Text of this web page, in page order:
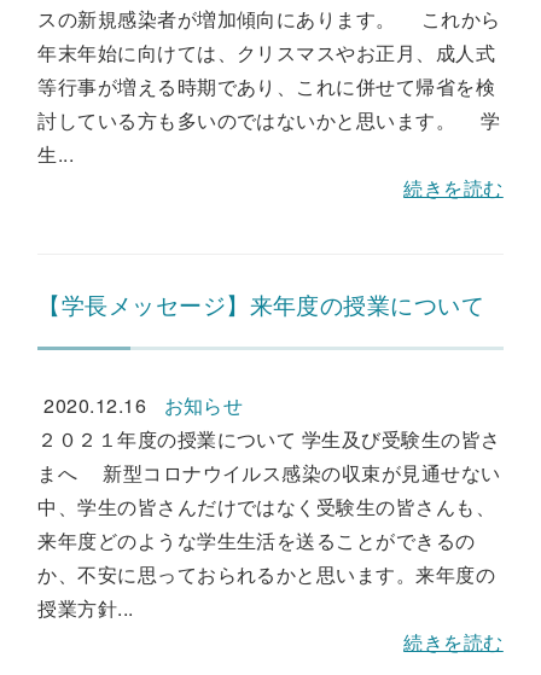
スの新規感染者が増加傾向にあります。 これから
年末年始に向けては、クリスマスやお正月、成人式
等行事が増える時期であり、これに併せて帰省を検
討している方も多いのではないかと思います。 学
生...
続きを読む
【学長メッセージ】来年度の授業について
2020.12.16
お知らせ
２０２１年度の授業について 学生及び受験生の皆さ
まへ 新型コロナウイルス感染の収束が見通せない
中、学生の皆さんだけではなく受験生の皆さんも、
来年度どのような学生生活を送ることができるの
か、不安に思っておられるかと思います。来年度の
授業方針...
続きを読む